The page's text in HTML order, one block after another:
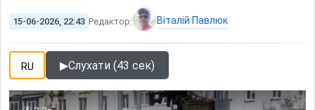
15-06-2026, 22:43 Редактор: Віталій Павлюк
RU ▶Слухати (43 сек)